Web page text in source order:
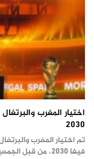
اختيار المغرب
2030
تم اختيار المغرب
فيفا 2030، من قبل الجمعية العمومية للاتحاد…